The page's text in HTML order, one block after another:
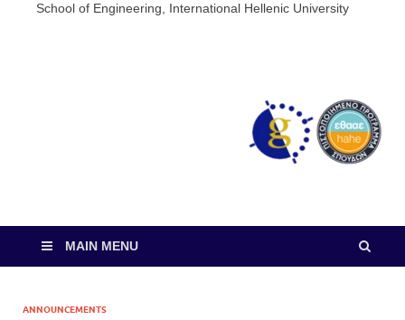
School of Engineering, International Hellenic University
MAIN MENU
ANNOUNCEMENTS